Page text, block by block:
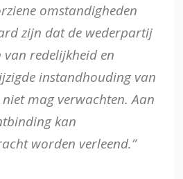
omstandigheden
zijn dat de wederpartij
redelijkheid en
instandhouding van
mag verwachten. Aan
kan
worden verleend.”